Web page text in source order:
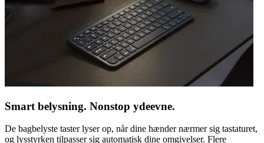
Smart belysning. Nonstop ydeevne.
De bagbelyste taster lyser op, når dine hænder nærmer sig tastaturet,
og lysstyrken tilpasser sig automatisk dine omgivelser. Flere